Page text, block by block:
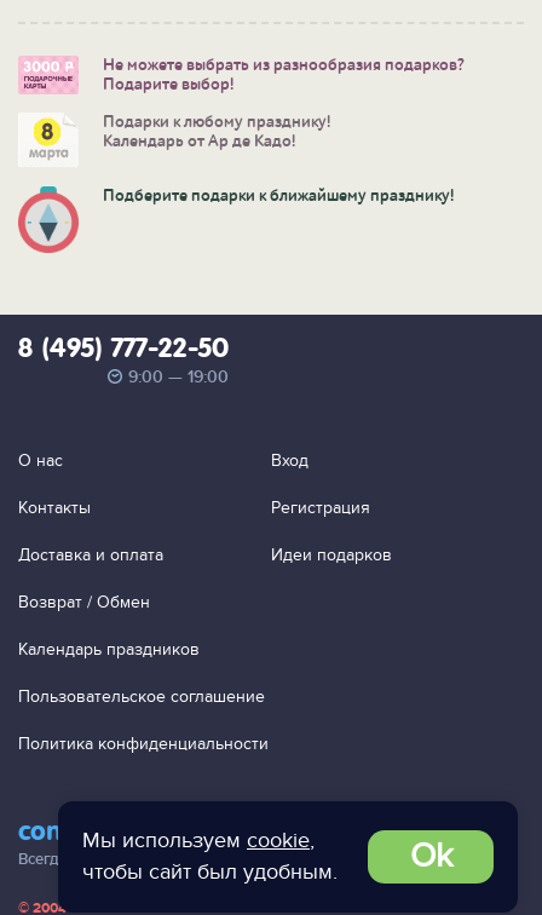
Мы используем cookie,
чтобы сайт был удобным.
Ok
Не можете выбрать из разнообразия подарков?
Подарите выбор!
Подарки к любому празднику!
Календарь от Ар де Кадо!
Подберите подарки к ближайшему празднику!
contact@ac-studio.ru
Всегда отвечаем на ваши письма!
8 (495) 777-22-50
9:00 — 19:00
О нас
Контакты
Доставка и оплата
Возврат / Обмен
Календарь праздников
Пользовательское соглашение
Политика конфиденциальности
Вход
Регистрация
Идеи подарков
© 2004 — 2026